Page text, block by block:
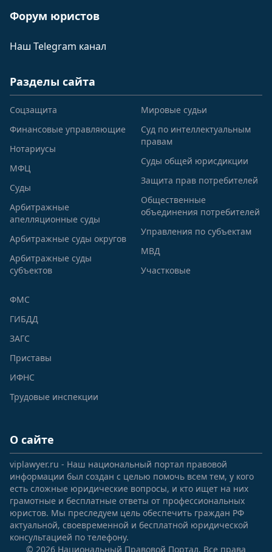
Форум юристов
Наш Telegram канал
Разделы сайта
Соцзащита
Финансовые управляющие
Нотариусы
МФЦ
Суды
Арбитражные
апелляционные суды
Арбитражные суды округов
Арбитражные суды
субъектов
Мировые судьи
Суд по интеллектуальным
правам
Суды общей юрисдикции
Защита прав потребителей
Общественные
объединения потребителей
Управления по субъектам
МВД
Участковые
ФМС
ГИБДД
ЗАГС
Приставы
ИФНС
Трудовые инспекции
О сайте
viplawyer.ru - Наш национальный портал правовой
информации был создан с целью помочь всем тем, у кого
есть сложные юридические вопросы, и кто ищет на них
грамотные и бесплатные ответы от профессиональных
юристов. Мы преследуем цель обеспечить граждан РФ
актуальной, своевременной и бесплатной юридической
консультацией по телефону.
© 2026 Национальный Правовой Портал. Все права